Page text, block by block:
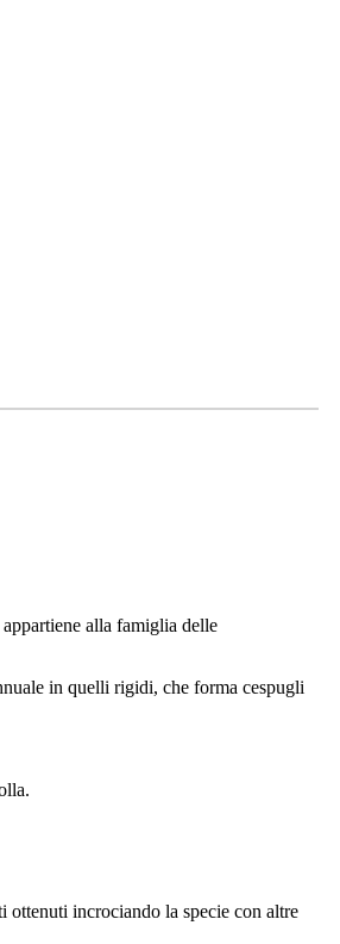
alla famiglia delle
in quelli rigidi, che forma cespugli
ottenuti incrociando la specie con altre